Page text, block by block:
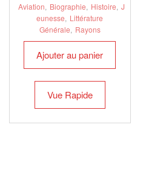
Aviation, Biographie, Histoire, J
eunesse, Littérature
Générale, Rayons
Ajouter au panier
Vue Rapide